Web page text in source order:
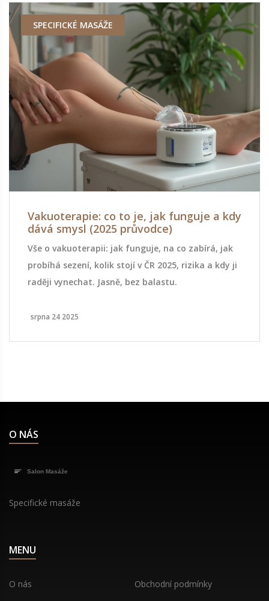
SPECIFICKÉ MASÁŽE
Vakuoterapie: co to je, jak funguje a kdy
dává smysl (2025 průvodce)
Vše o vakuoterapii: jak funguje, na co zabírá, jak
probíhá sezení, kolik stojí v ČR 2025, rizika a kdy ji
raději vynechat. Jasně, bez balastu.
srpna 24 2025
O NÁS
Specifické masáže
MENU
O nás
Obchodní podmínky